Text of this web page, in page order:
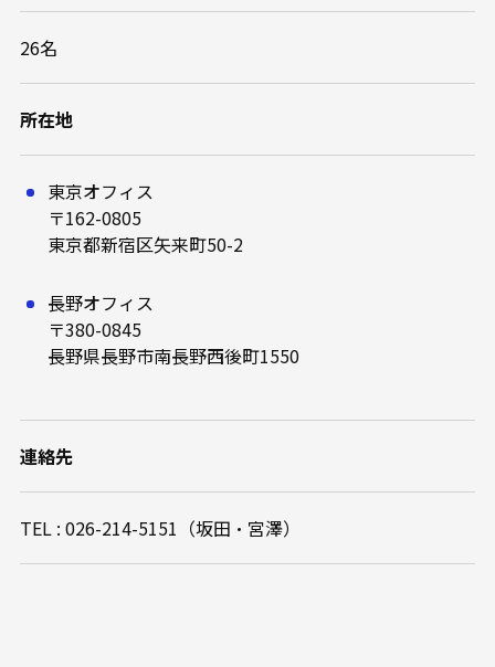
26名
所在地
東京オフィス
〒162-0805
東京都新宿区矢来町50-2
長野オフィス
〒380-0845
長野県長野市南長野西後町1550
連絡先
TEL : 026-214-5151（坂田・宮澤）